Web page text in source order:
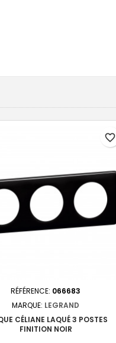
RÉFÉRENCE: 066683
MARQUE: LEGRAND
CÉLIANE LAQUÉ 3 POSTES
FINITION NOIR
favorite_border